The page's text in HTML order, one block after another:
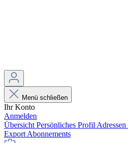
Menü schließen
Ihr Konto
Anmelden
Übersicht Persönliches Profil Adressen
Export Abonnements